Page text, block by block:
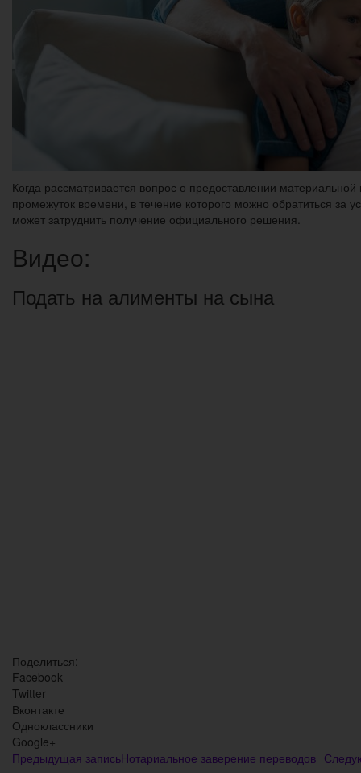
Когда рассматривается вопрос о предоставлении
промежуток времени, в течение которого можно обратиться
может затруднить получение официального решения.
Видео:
Подать на алименты на сына
Поделиться:
Facebook
Twitter
Вконтакте
Одноклассники
Google+
Предыдущая записьНотариальное заверение переводов